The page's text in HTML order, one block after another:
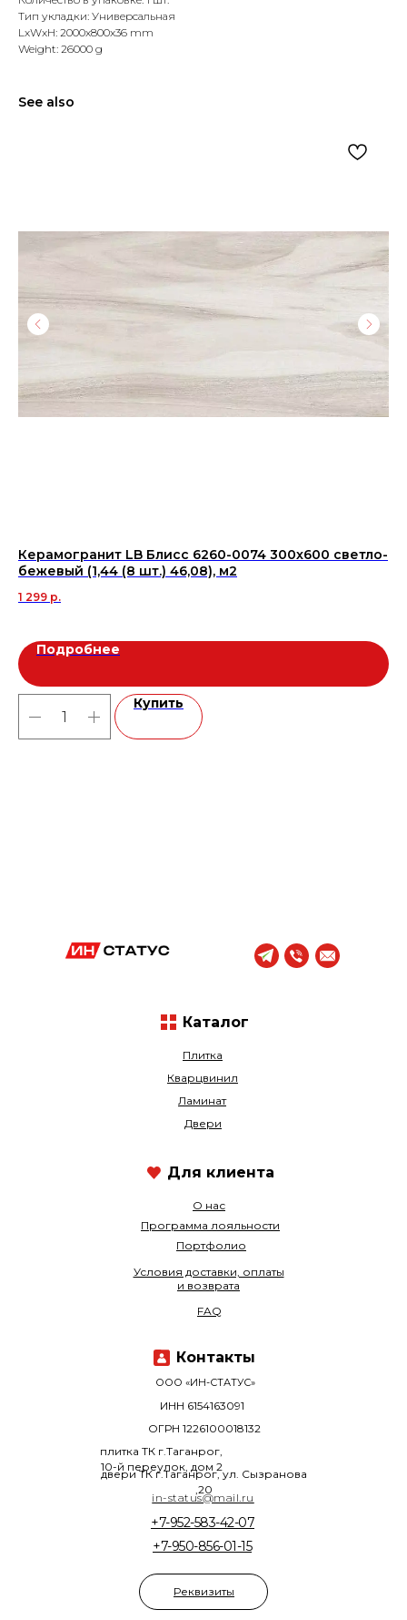
Тип укладки: Универсальная
LxWxH: 2000x800x36 mm
Weight: 26000 g
See also
Керамогранит LB Блисс 6260-0074 300х600 светло-
бежевый (1,44 (8 шт.) 46,08), м2
1 299 р.
Подробнее
Купить
Плитка
Кварцвинил
+7-950-856-01-15
+7-952-583-42-07
О нас
Ламинат
Программа лояльности
Двери
Портфолио
ООО «ИН-СТАТУС»
плитка ТК г.Таганрог,
10-й переулок, дом 2
двери ТК г.Таганрог, ул. Сызранова
,20
ОГРН 1226100018132
ИНН 6154163091
Условия доставки, оплаты
и возврата
FAQ
Каталог
in-status@mail.ru
Контакты
Для клиента
Реквизиты